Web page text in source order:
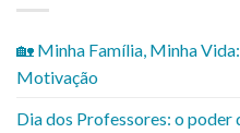
🏡 Minha Família, Minha
Motivação
Dia dos Professores: o poder